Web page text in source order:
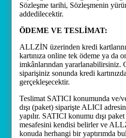
Sözleşme tarihi, Sözleşmenin
addedilecektir.
ÖDEME VE TESLİMAT:
ALLZİN üzerinden kredi
kartınıza online tek ödeme ya da
imkânlarından yararlanabilirsiniz.
siparişiniz sonunda kredi
gerçekleşecektir.
Teslimat SATICI konumunda ve/
dışı (paket) siparişte ALICI
yapılır. SATICI konumu dışı
mesafesini kendisi belirler ve
konuda herhangi bir yaptırımda